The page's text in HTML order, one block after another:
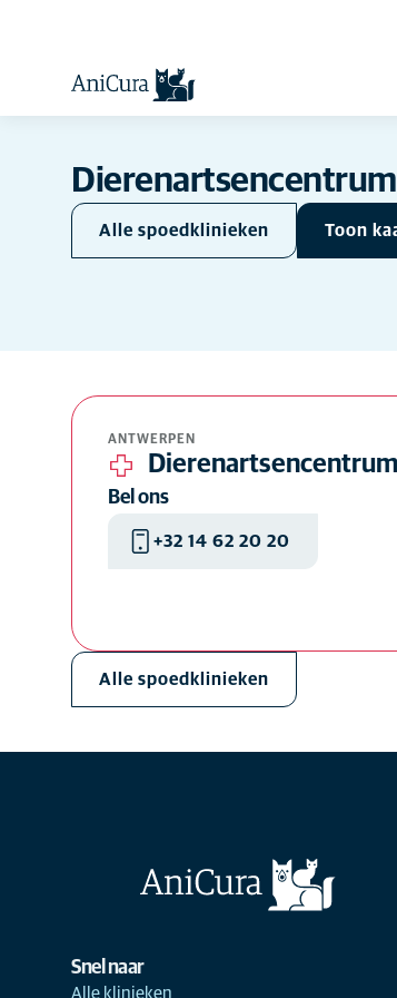
Alle spoedklinieken Toon
ANTWERPEN
Bel ons
+32 14 62 20 20
Alle spoedklinieken
Snel naar
Alle klinieken